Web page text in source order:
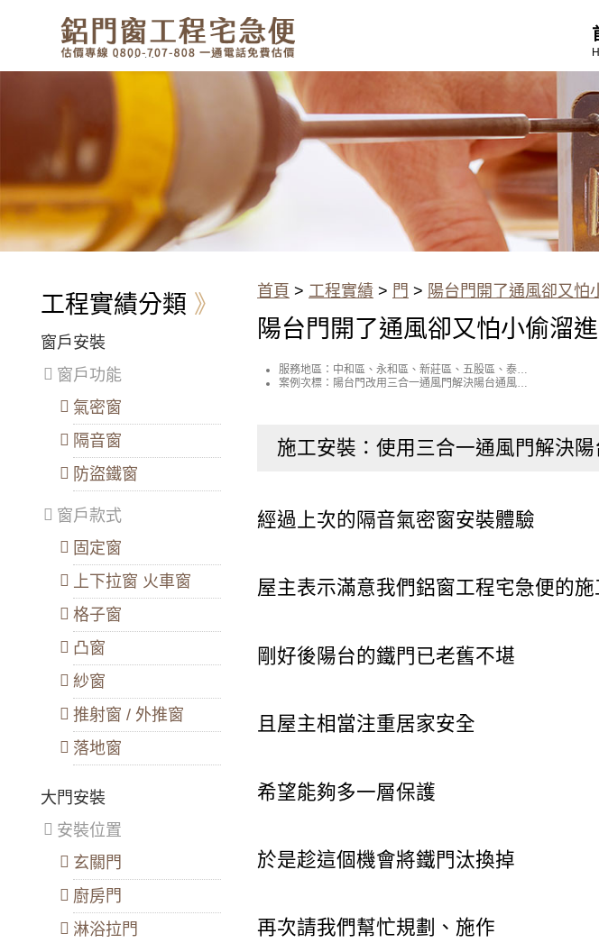
題？找我們就對了！估價專線
陽台門開了通風卻又怕小偷溜進
蚊、防盜，一次搞定！
首頁 > 工程實績 > 門 > 陽台門開了通風卻又怕
陽台門開了通風卻又怕小偷溜
服務地區：中和區、永和區、新莊區、五股區、泰山
區
案例次標：陽台門改用三合一通風門解決陽台通風防
施工安裝：使用三合一通風門解決
經過上次的隔音氣密窗安裝體驗
屋主表示滿意我們鋁窗工程宅急便的施
剛好後陽台的鐵門已老舊不堪
且屋主相當注重居家安全
希望能夠多一層保護
於是趁這個機會將鐵門汰換掉
再次請我們幫忙規劃、施作
工程實績分類
窗戶安裝
窗戶功能
氣密窗
隔音窗
防盜鐵窗
窗戶款式
固定窗
上下拉窗 火車窗
格子窗
凸窗
紗窗
推射窗 / 外推窗
落地窗
大門安裝
安裝位置
玄關門
廚房門
淋浴拉門